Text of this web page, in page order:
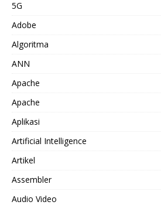
5G
Adobe
Algoritma
ANN
Apache
Apache
Aplikasi
Artificial Intelligence
Artikel
Assembler
Audio Video